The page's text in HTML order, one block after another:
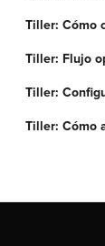
Tiller: Cómo
Tiller: Flujo
Tiller: Cómo